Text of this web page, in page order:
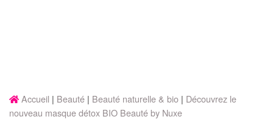
Accueil Beauté Beauté naturelle & bio
Découvrez le
nouveau masque détox BIO Beauté by Nuxe